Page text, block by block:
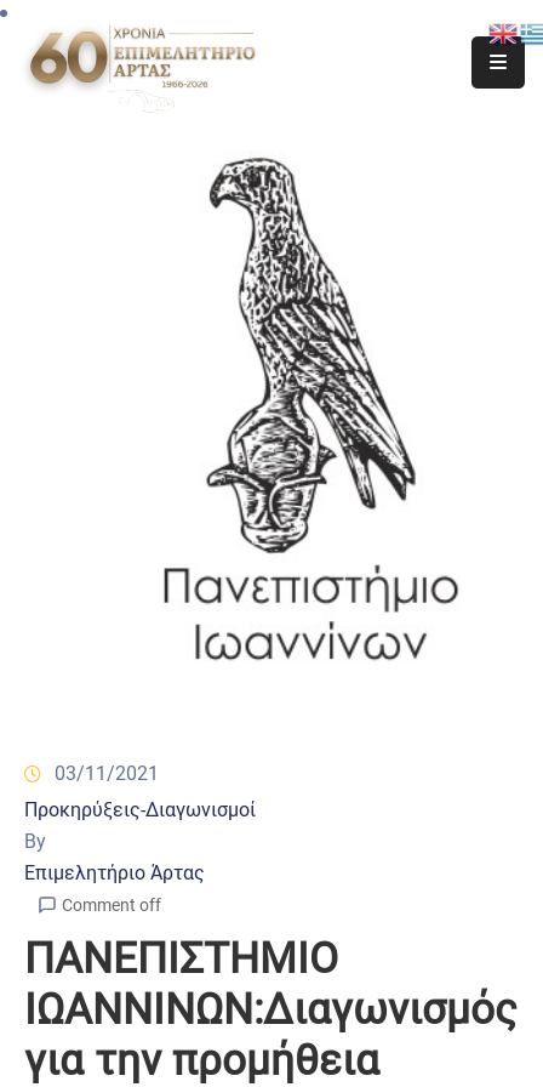
03/11/2021
Προκηρύξεις-Διαγωνισμοί
By
Επιμελητήριο Άρτας
Comment off
ΠΑΝΕΠΙΣΤΗΜΙΟ
ΙΩΑΝΝΙΝΩΝ:Διαγωνισμός
για την προμήθεια